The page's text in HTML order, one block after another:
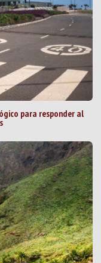
para responder al